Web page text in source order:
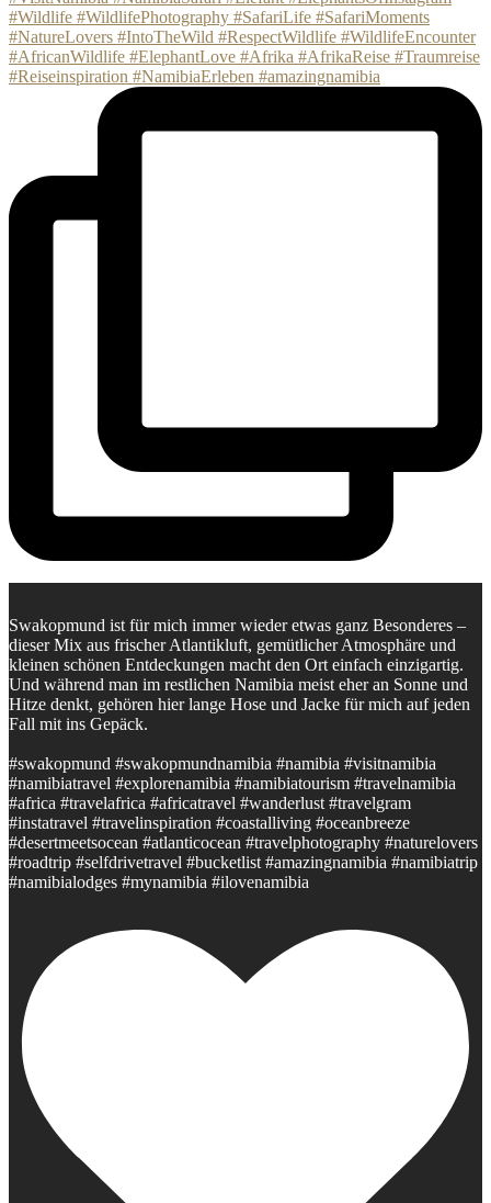
Swakopmund ist für mich immer wieder etwas ganz Besonderes –
dieser Mix aus frischer Atlantikluft, gemütlicher Atmosphäre und
kleinen schönen Entdeckungen macht den Ort einfach einzigartig.
Und während man im restlichen Namibia meist eher an Sonne und
Hitze denkt, gehören hier lange Hose und Jacke für mich auf jeden
Fall mit ins Gepäck.
#swakopmund #swakopmundnamibia #namibia #visitnamibia
#namibiatravel #explorenamibia #namibiatourism #travelnamibia
#africa #travelafrica #africatravel #wanderlust #travelgram
#instatravel #travelinspiration #coastalliving #oceanbreeze
#desertmeetsocean #atlanticocean #travelphotography #naturelovers
#roadtrip #selfdrivetravel #bucketlist #amazingnamibia #namibiatrip
#namibialodges #mynamibia #ilovenamibia